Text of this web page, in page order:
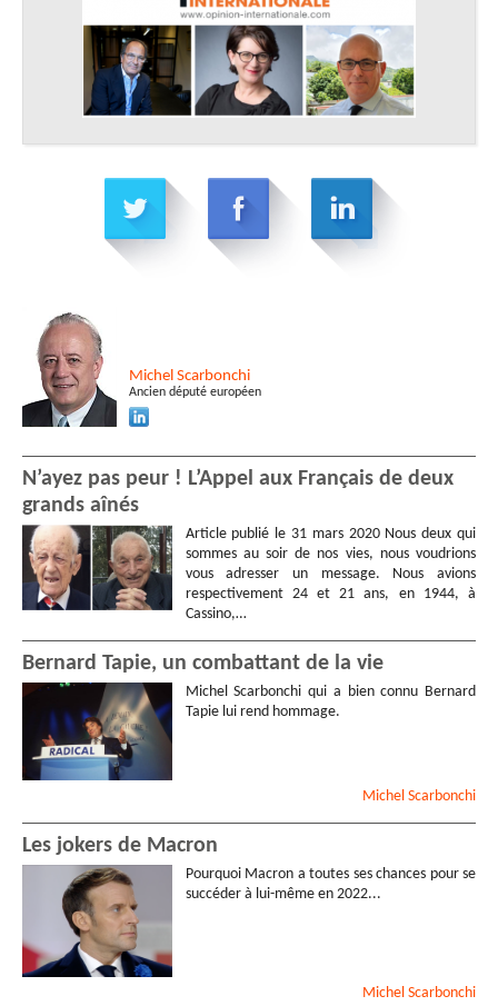
Michel Scarbonchi
Ancien député européen
N’ayez pas peur ! L’Appel aux Français de deux
grands aînés
Article publié le 31 mars 2020 Nous deux qui
sommes au soir de nos vies, nous voudrions
vous adresser un message. Nous avions
respectivement 24 et 21 ans, en 1944, à
Cassino,…
Bernard Tapie, un combattant de la vie
Michel Scarbonchi qui a bien connu Bernard
Tapie lui rend hommage.
Michel Scarbonchi
Les jokers de Macron
Pourquoi Macron a toutes ses chances pour se
succéder à lui-même en 2022...
Michel Scarbonchi